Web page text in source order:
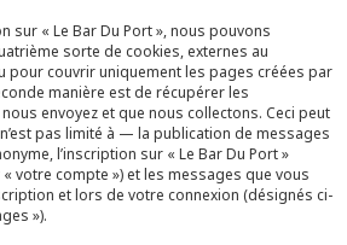
sur « Le Bar Du Port », nous pouvons
sorte de cookies, externes au
pour couvrir uniquement les pages créées par
manière est de récupérer les
envoyez et que nous collectons. Ceci peut
pas limité à — la publication de messages
l’inscription sur « Le Bar Du Port »
votre compte ») et les messages que vous
et lors de votre connexion (désignés ci-
»).